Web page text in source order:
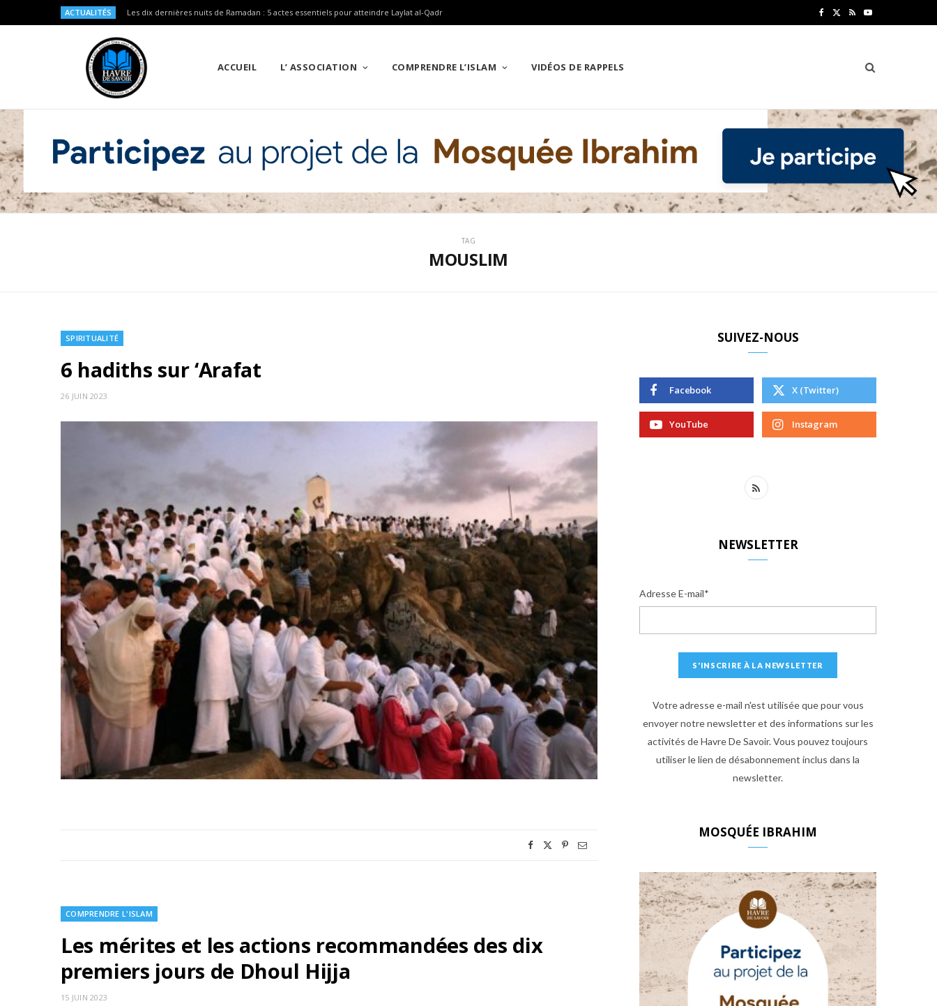
ACTUALITÉS Les dix dernières nuits de Ramadan : 5 actes essentiels pour atteindre Laylat al-Qadr
b
o
i
t
r
R Y
u
u
e
ACCUEIL L’ ASSOCIATION COMPRENDRE L’ISLAM VIDÉOS DE RAPPELS
TAG
MOUSLIM
SPIRITUALITÉ
6 hadiths sur ‘Arafat
26 JUIN 2023
COMPRENDRE L'ISLAM
Les mérites et les actions recommandées des dix
premiers jours de Dhoul Hijja
15 JUIN 2023
SUIVEZ-NOUS
Facebook X (Twitter)
YouTube Instagram
R
NEWSLETTER
Adresse E-mail*
Votre adresse e-mail n'est utilisée que pour vous
envoyer notre newsletter et des informations sur les
activités de Havre De Savoir. Vous pouvez toujours
utiliser le lien de désabonnement inclus dans la
newsletter.
MOSQUÉE IBRAHIM